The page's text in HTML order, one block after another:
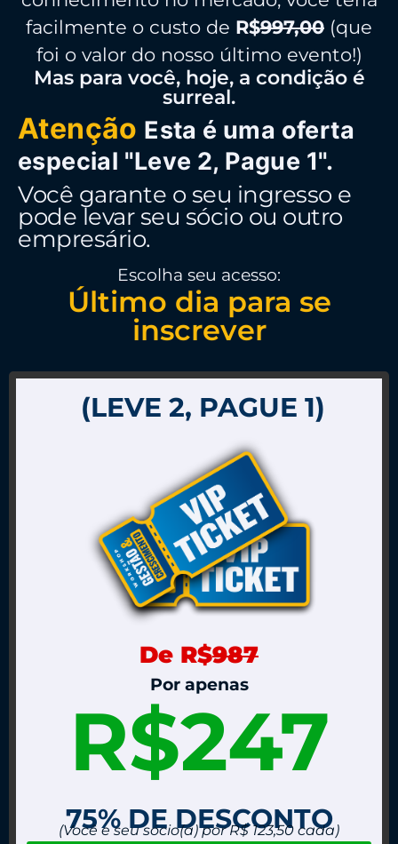
facilmente o custo de R$997,00 (que
foi o valor do nosso último evento!)
Mas para você, hoje, a condição é
surreal.
Atenção Esta é uma oferta
especial "Leve 2, Pague 1".
Você garante o seu ingresso e
pode levar seu sócio ou outro
empresário.
Escolha seu acesso:
Último dia para se
inscrever
(LEVE 2, PAGUE 1)
De R$987
Por apenas
R$247
75% DE DESCONTO
(Você e seu sócio(a) por R$ 123,50 cada)